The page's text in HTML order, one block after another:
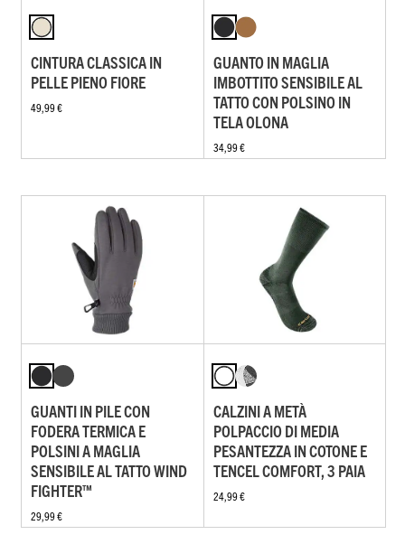
CINTURA CLASSICA IN
PELLE PIENO FIORE
49,99 €
GUANTO IN MAGLIA
IMBOTTITO SENSIBILE AL
TATTO CON POLSINO IN
TELA OLONA
34,99 €
GUANTI IN PILE CON
FODERA TERMICA E
POLSINI A MAGLIA
SENSIBILE AL TATTO WIND
FIGHTER™
29,99 €
CALZINI A METÀ
POLPACCIO DI MEDIA
PESANTEZZA IN COTONE E
TENCEL COMFORT, 3 PAIA
24,99 €